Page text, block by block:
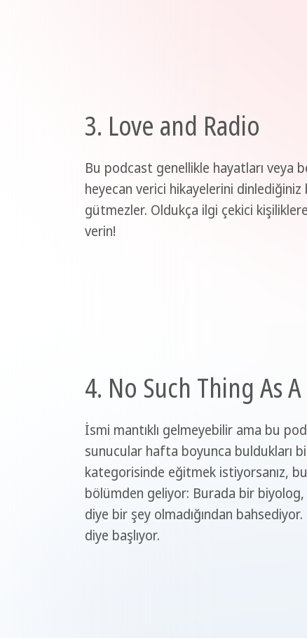
3. Love and Radio
Bu podcast genellikle hayatları veya
heyecan verici hikayelerini
gütmezler. Oldukça ilgi çekici
verin!
4. No Such Thing As A
İsmi mantıklı gelmeyebilir ama bu
sunucular hafta boyunca buldukları
kategorisinde eğitmek istiyorsanız,
bölümden geliyor: Burada bir biyolog,
diye bir şey olmadığından
diye başlıyor.